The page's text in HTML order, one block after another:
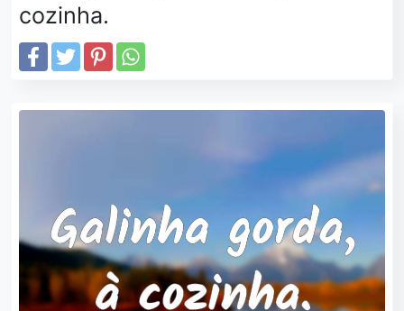
cozinha.